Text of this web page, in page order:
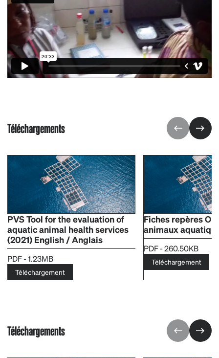
Téléchargements
PVS Tool for the evaluation of
aquatic animal health services
(2021) English / Anglais
PDF - 1.23MB
Téléchargement
Fiches repères
animaux
PDF - 260.50KB
Téléchargement
Téléchargements